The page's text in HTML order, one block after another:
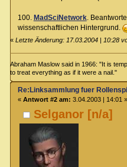
100. MadSciNetwork.
wissenschaftlichen Hintergrund.
«Letzte Änderung: 17.03.2004 | 10:28
Abraham Maslow said in 1966: "It is
to treat everything as if it were a nail."
Selganor [n/a]
Re:Linksammlung fuer
« Antwort #2 am: 3.04.2003 | 14:01 »